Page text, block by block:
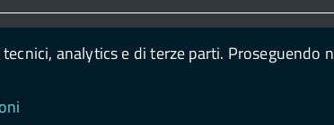
dei Comuni di Bellusco e Mezzago powered byOpenPa
analytics e di terze parti. Proseguendo